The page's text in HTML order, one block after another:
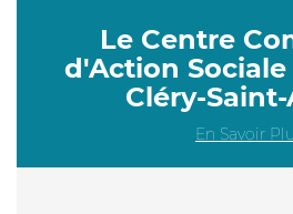
Le Centre
d'Action Sociale
Cléry-
En Savoir